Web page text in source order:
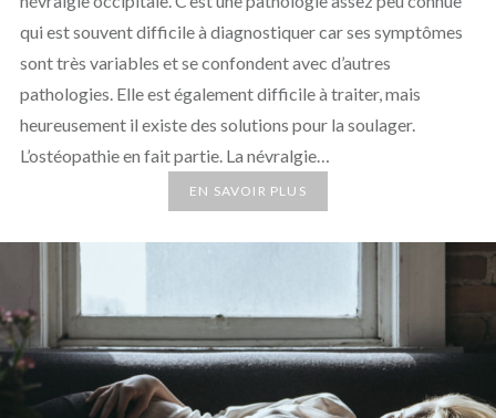
qui est souvent difficile à diagnostiquer car ses symptômes
sont très variables et se confondent avec d’autres
pathologies. Elle est également difficile à traiter, mais
heureusement il existe des solutions pour la soulager.
L’ostéopathie en fait partie. La névralgie…
EN SAVOIR PLUS